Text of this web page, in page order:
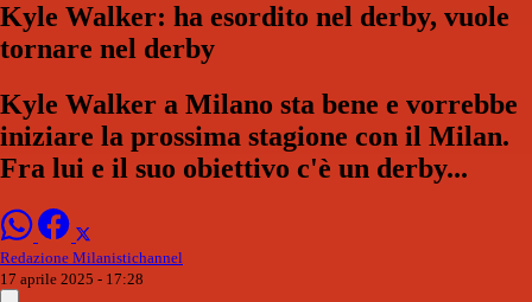
Kyle Walker: ha esordito nel derby, vuole
tornare nel derby
Kyle Walker a Milano sta bene e vorrebbe
iniziare la prossima stagione con il Milan.
Fra lui e il suo obiettivo c'è un derby...
Redazione Milanistichannel
17 aprile 2025 - 17:28